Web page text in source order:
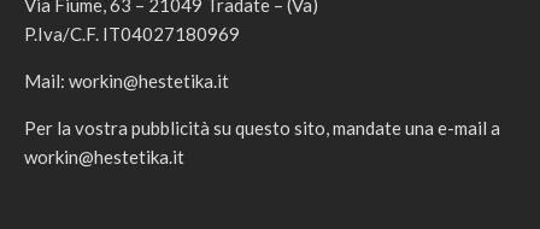
Via Fiume, 63 – 21049 Tradate – (Va)
P.Iva/C.F. IT04027180969
Mail: workin@hestetika.it
Per la vostra pubblicità su questo sito, mandate una e-mail a
workin@hestetika.it